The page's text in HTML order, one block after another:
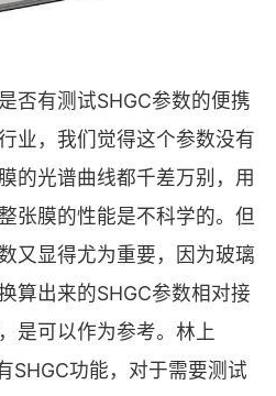
否有测试SHGC参数的便携
业，我们觉得这个参数没有
的光谱曲线都千差万别，用
张膜的性能是不科学的。但
又显得尤为重要，因为玻璃
算出来的SHGC参数相对接
是可以作为参考。林上
SHGC功能，对于需要测试